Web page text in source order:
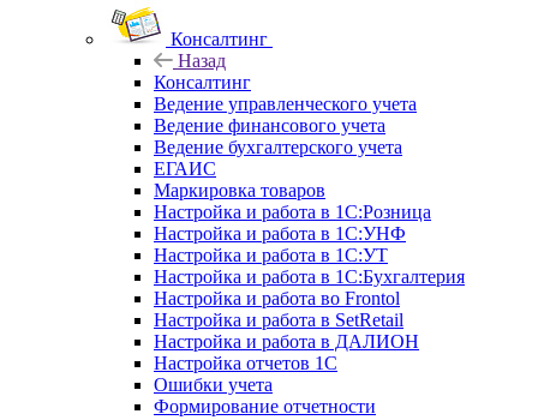
Консалтинг
Назад
Консалтинг
Ведение управленческого учета
Ведение финансового учета
Ведение бухгалтерского учета
ЕГАИС
Маркировка товаров
Настройка и работа в 1С:Розница
Настройка и работа в 1С:УНФ
Настройка и работа в 1С:УТ
Настройка и работа в 1С:Бухгалтерия
Настройка и работа во Frontol
Настройка и работа в SetRetail
Настройка и работа в ДАЛИОН
Настройка отчетов 1С
Ошибки учета
Формирование отчетности